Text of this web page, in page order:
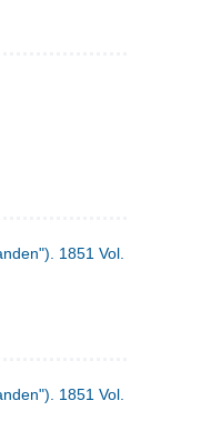
1851 Vol. 2 Nr. 1
1851 Vol. 1 Nr. 10